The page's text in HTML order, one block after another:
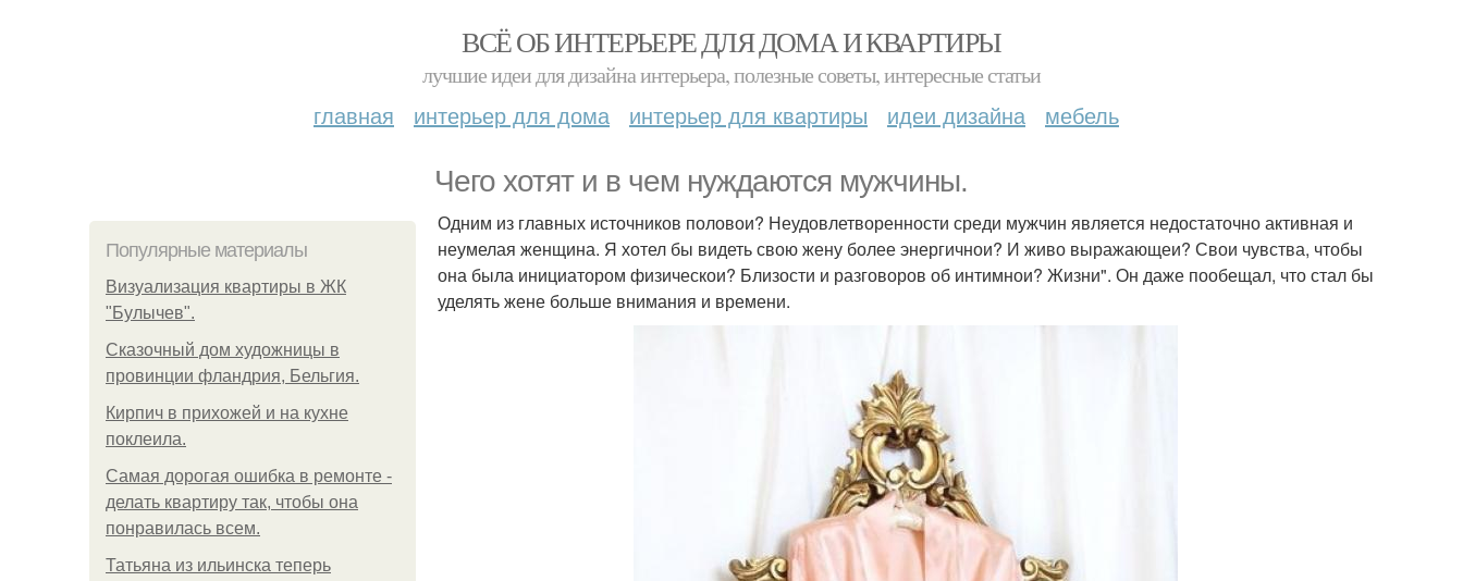
ВСЁ ОБ ИНТЕРЬЕРЕ ДЛЯ ДОМА И КВАРТИРЫ
лучшие идеи для дизайна интерьера, полезные советы, интересные статьи
главная интерьер для дома интерьер для квартиры идеи дизайна мебель
Чего хотят и в чем нуждаются мужчины.
Популярные материалы
Визуализация квартиры в ЖК
"Булычев".
Сказочный дом художницы в
провинции фландрия, Бельгия.
Кирпич в прихожей и на кухне
поклеила.
Самая дорогая ошибка в ремонте -
делать квартиру так, чтобы она
понравилась всем.
Татьяна из ильинска теперь
Одним из главных источников половои? Неудовлетворенности среди мужчин является недостаточно активная и
неумелая женщина. Я хотел бы видеть свою жену более энергичнои? И живо выражающеи? Свои чувства, чтобы
она была инициатором физическои? Близости и разговоров об интимнои? Жизни". Он даже пообещал, что стал бы
уделять жене больше внимания и времени.